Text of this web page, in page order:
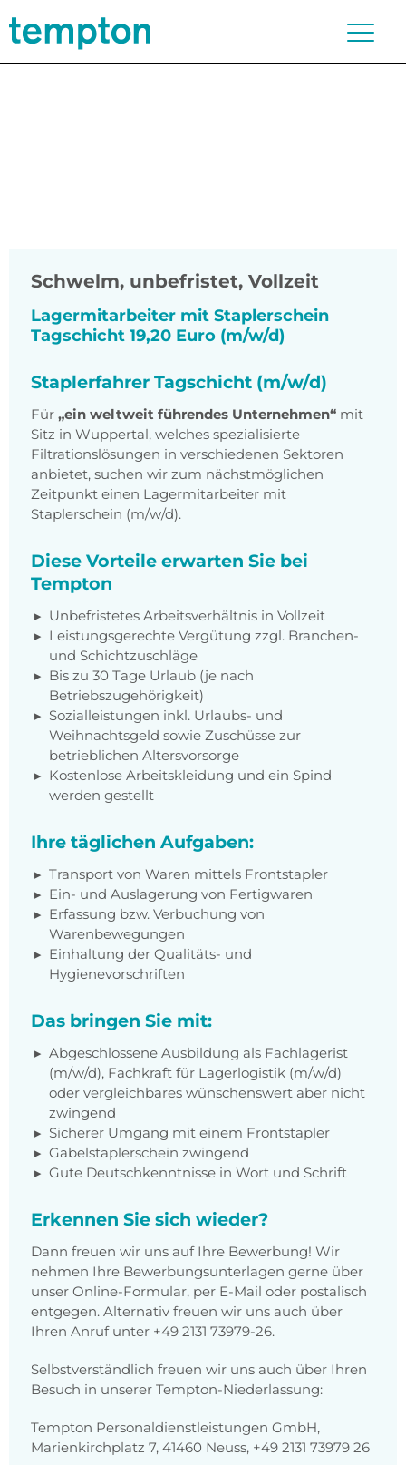
Schwelm, unbefristet, Vollzeit
Lagermitarbeiter mit Staplerschein
Tagschicht 19,20 Euro (m/w/d)
Staplerfahrer Tagschicht (m/w/d)
Für „ein weltweit führendes Unternehmen“ mit
Sitz in Wuppertal, welches spezialisierte
Filtrationslösungen in verschiedenen Sektoren
anbietet, suchen wir zum nächstmöglichen
Zeitpunkt einen Lagermitarbeiter mit
Staplerschein (m/w/d).
Diese Vorteile erwarten Sie bei
Tempton
Unbefristetes Arbeitsverhältnis in Vollzeit
Leistungsgerechte Vergütung zzgl. Branchen-
und Schichtzuschläge
Bis zu 30 Tage Urlaub (je nach
Betriebszugehörigkeit)
Sozialleistungen inkl. Urlaubs- und
Weihnachtsgeld sowie Zuschüsse zur
betrieblichen Altersvorsorge
Kostenlose Arbeitskleidung und ein Spind
werden gestellt
Ihre täglichen Aufgaben:
Transport von Waren mittels Frontstapler
Ein- und Auslagerung von Fertigwaren
Erfassung bzw. Verbuchung von
Warenbewegungen
Einhaltung der Qualitäts- und
Hygienevorschriften
Das bringen Sie mit:
Abgeschlossene Ausbildung als Fachlagerist
(m/w/d), Fachkraft für Lagerlogistik (m/w/d)
oder vergleichbares wünschenswert aber nicht
zwingend
Sicherer Umgang mit einem Frontstapler
Gabelstaplerschein zwingend
Gute Deutschkenntnisse in Wort und Schrift
Erkennen Sie sich wieder?
Dann freuen wir uns auf Ihre Bewerbung! Wir
nehmen Ihre Bewerbungsunterlagen gerne über
unser Online-Formular, per E-Mail oder postalisch
entgegen. Alternativ freuen wir uns auch über
Ihren Anruf unter +49 2131 73979-26.
Selbstverständlich freuen wir uns auch über Ihren
Besuch in unserer Tempton-Niederlassung:
Tempton Personaldienstleistungen GmbH,
Marienkirchplatz 7, 41460 Neuss, +49 2131 73979 26